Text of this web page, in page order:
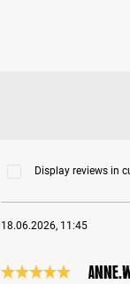
Display reviews in
18.06.2026, 11:45